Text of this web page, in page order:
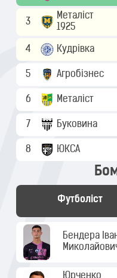
3
Металіст
1925
4 Кудрівка
5 Агробізнес
6 Металіст
7 Буковина
8 ЮКСА
Футболіст
Бендера
Юрченко